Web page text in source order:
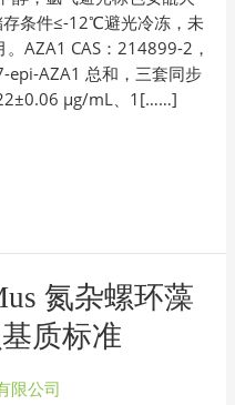
条件≤-12℃避光冷冻，未
AZA1 CAS：214899-2，
epi-AZA1 总和，三套同步
μg/mL、1[……]
氮杂螺环藻
质标准
限公司